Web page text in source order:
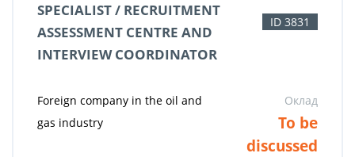
SPECIALIST / RECRUITMENT
ASSESSMENT CENTRE AND
INTERVIEW COORDINATOR
ID 3831
Foreign company in the oil and
gas industry
Оклад
To be
discussed